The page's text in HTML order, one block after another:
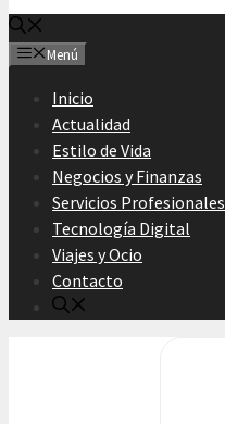
Menú
Inicio
Actualidad
Estilo de Vida
Negocios y Finanzas
Servicios Profesionales
Tecnología Digital
Viajes y Ocio
Contacto